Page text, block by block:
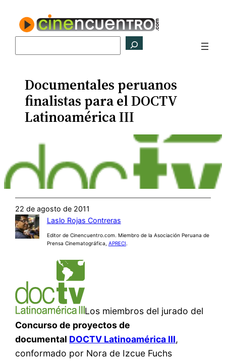
contenido
Documentales peruanos
finalistas para el DOCTV
Latinoamérica III
22 de agosto de 2011
Laslo Rojas Contreras
Editor de Cinencuentro.com. Miembro de la Asociación Peruana de
Prensa Cinematográfica, APRECI.
Los miembros del jurado del
Concurso de proyectos de
documental DOCTV Latinoamérica III,
conformado por Nora de Izcue Fuchs